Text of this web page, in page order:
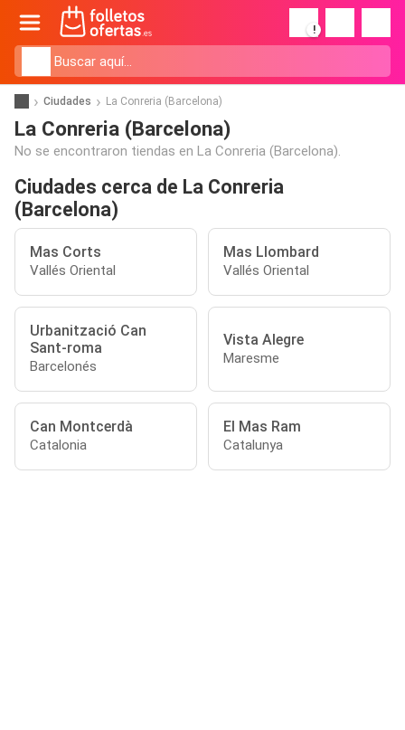
!
Ciudades La Conreria (Barcelona)
La Conreria (Barcelona)
No se encontraron tiendas en La Conreria (Barcelona).
Ciudades cerca de La Conreria
(Barcelona)
Mas Corts
Vallés Oriental
Mas Llombard
Vallés Oriental
Urbanització Can
Sant-roma
Barcelonés
Vista Alegre
Maresme
Can Montcerdà
Catalonia
El Mas Ram
Catalunya